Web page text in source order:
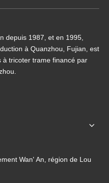
depuis 1987, et en 1995,
à Quanzhou, Fujian, est
à tricoter trame financé par
Wan' An, région de Lou